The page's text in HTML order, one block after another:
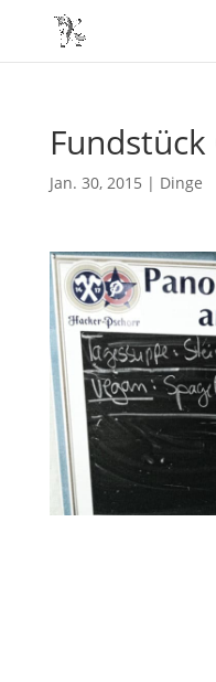
Jan. 30, 2015 | Dinge